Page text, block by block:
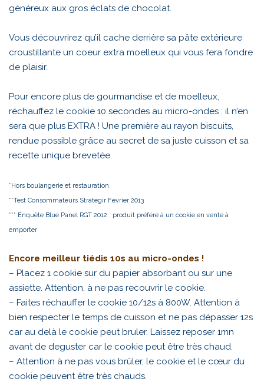
généreux aux gros éclats de chocolat.
Vous découvrirez qu’il cache derrière sa pâte extérieure
croustillante un coeur extra moelleux qui vous fera fondre
de plaisir.
Pour encore plus de gourmandise et de moelleux,
réchauffez le cookie 10 secondes au micro-ondes : il n’en
sera que plus EXTRA ! Une première au rayon biscuits,
rendue possible grâce au secret de sa juste cuisson et sa
recette unique brevetée.
*Hors boulangerie et restauration
**Test Consommateurs Strategir Février 2013
*** Enquête Blue Panel RGT 2012 : produit préféré à un cookie en vente à
emporter
Encore meilleur tiédis 10s au micro-ondes !
– Placez 1 cookie sur du papier absorbant ou sur une
assiette. Attention, à ne pas recouvrir le cookie.
– Faites réchauffer le cookie 10/12s à 800W. Attention à
bien respecter le temps de cuisson et ne pas dépasser 12s
car au delà le cookie peut bruler. Laissez reposer 1mn
avant de deguster car le cookie peut être très chaud.
– Attention à ne pas vous brûler, le cookie et le cœur du
cookie peuvent être très chauds.